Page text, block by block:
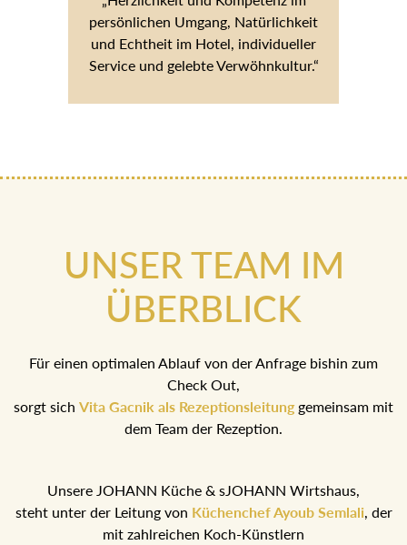
persönlichen Umgang, Natürlichkeit
und Echtheit im Hotel, individueller
Service und gelebte Verwöhnkultur.“
UNSER TEAM IM
ÜBERBLICK
Für einen optimalen Ablauf von der Anfrage bishin zum
Check Out,
sorgt sich Vita Gacnik als Rezeptionsleitunggemeinsam mit
dem Team der Rezeption.
Unsere JOHANN Küche & sJOHANN Wirtshaus,
steht unter der Leitung von Küchenchef Ayoub Semlali, der
mit zahlreichen Koch-Künstlern